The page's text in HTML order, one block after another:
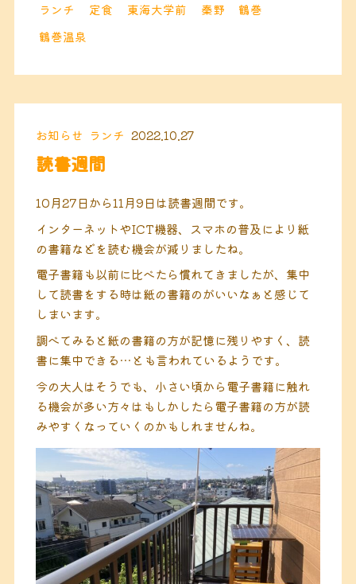
ランチ
定食 東海大学前 秦野
鶴巻
鶴巻温泉
お知らせ ランチ 2022.10.27
読書週間
10月27日から11月9日は読書週間です。
インターネットやICT機器、スマホの普及により紙
の書籍などを読む機会が減りましたね。
電子書籍も以前に比べたら慣れてきましたが、集中
して読書をする時は紙の書籍のがいいなぁと感じて
しまいます。
調べてみると紙の書籍の方が記憶に残りやすく、読
書に集中できる…とも言われているようです。
今の大人はそうでも、小さい頃から電子書籍に触れ
る機会が多い方々はもしかしたら電子書籍の方が読
みやすくなっていくのかもしれませんね。